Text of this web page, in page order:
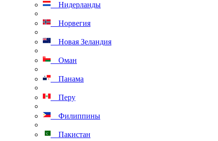
Нидерланды
Норвегия
Новая Зеландия
Оман
Панама
Перу
Филиппины
Пакистан